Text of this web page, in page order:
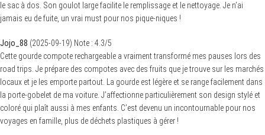
le sac à dos. Son goulot large facilite le remplissage et le nettoyage. Je n’ai
jamais eu de fuite, un vrai must pour nos pique-niques !
Jojo_88 (2025-09-19) Note : 4.3/5
Cette gourde compote rechargeable a vraiment transformé mes pauses lors des
road trips. Je prépare des compotes avec des fruits que je trouve sur les marchés
locaux et je les emporte partout. La gourde est légère et se range facilement dans
la porte-gobelet de ma voiture. J’affectionne particulièrement son design stylé et
coloré qui plaît aussi à mes enfants. C’est devenu un incontournable pour nos
voyages en famille, plus de déchets plastiques à gérer !